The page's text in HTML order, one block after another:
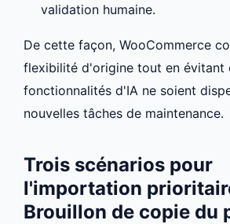
validation humaine.
De cette façon, WooCommerce
flexibilité d'origine tout en évitant
fonctionnalités d'IA ne soient
nouvelles tâches de maintenance.
Trois scénarios pour
l'importation
Brouillon de copie du